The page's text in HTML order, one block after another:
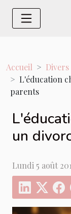
Accueil
Divers
L'éducation
parents
un
Lundi 5 août